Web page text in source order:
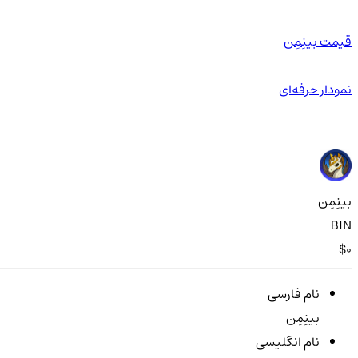
قیمت بینِمِن
نمودار حرفه‌ای
بینِمِن
BIN
$0
نام فارسی
بینِمِن
نام انگلیسی